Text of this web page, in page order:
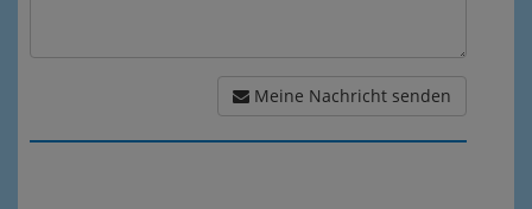
Meine Nachricht senden